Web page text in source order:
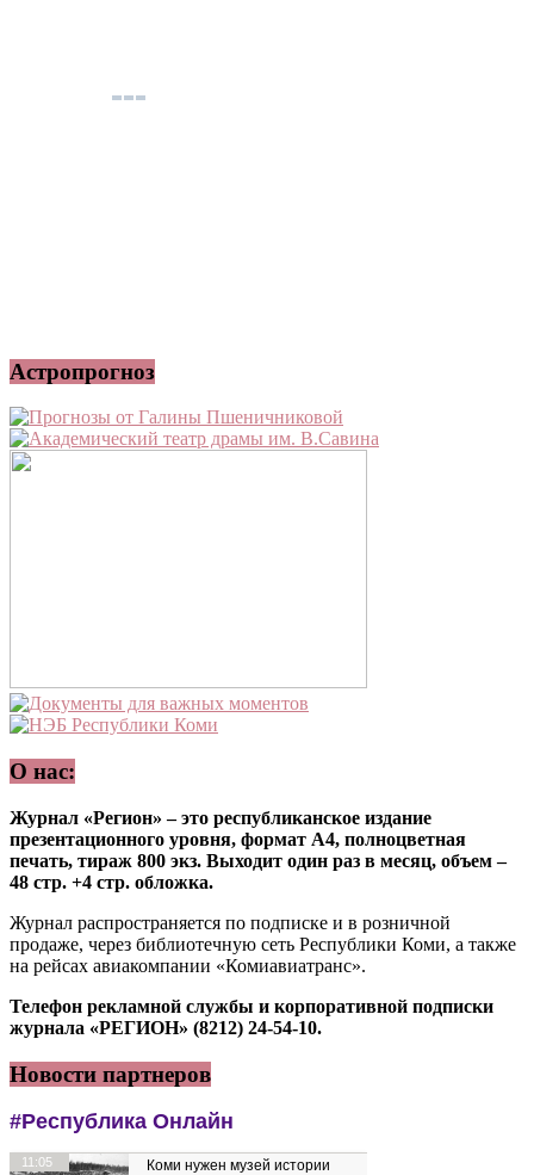
Астропрогноз
О нас:
Журнал «Регион» – это республиканское издание
презентационного уровня, формат А4, полноцветная
печать, тираж 800 экз. Выходит один раз в месяц, объем –
48 стр. +4 стр. обложка.
Журнал распространяется по подписке и в розничной
продаже, через библиотечную сеть Республики Коми, а также
на рейсах авиакомпании «Комиавиатранс».
Телефон рекламной службы и корпоративной подписки
журнала «РЕГИОН» (8212) 24-54-10.
Новости партнеров